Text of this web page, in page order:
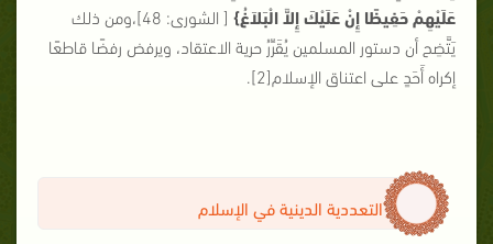
عَلَيْهِمْ حَفِيظًا إِنْ عَلَيْكَ إِلاَّ الْبَلاَغُ}
[ الشورى: 48]،ومن ذلك
يَتَّضِح أن دستور المسلمين يُقَرِّرُ حرية الاعتقاد، ويرفض رفضًا قاطعًا
إكراه أَحَدٍ على اعتناق الإسلام[2]
.
التعددية الدينية في الإسلام